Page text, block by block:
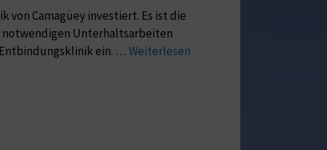
von Camagüey investiert. Es ist die
notwendigen Unterhaltsarbeiten
Entbindungsklinik ein. …Weiterlesen